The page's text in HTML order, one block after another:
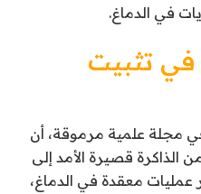
في الدماغ.
في تثبيت
مجلة علمية مرموقة، أن
الذاكرة قصيرة الأمد إلى
عمليات معقدة في الدماغ،